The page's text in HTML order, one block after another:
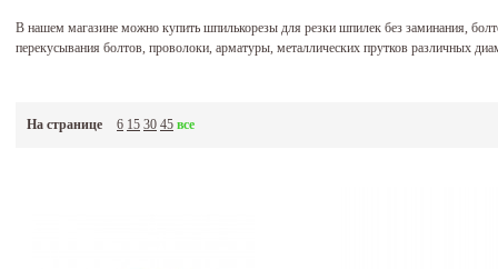
В нашем магазине можно купить шпилькорезы для резки шпилек без заминания,
перекусывания болтов, проволоки, арматуры, металлических прутков различных
На странице 6 15 30 45 все